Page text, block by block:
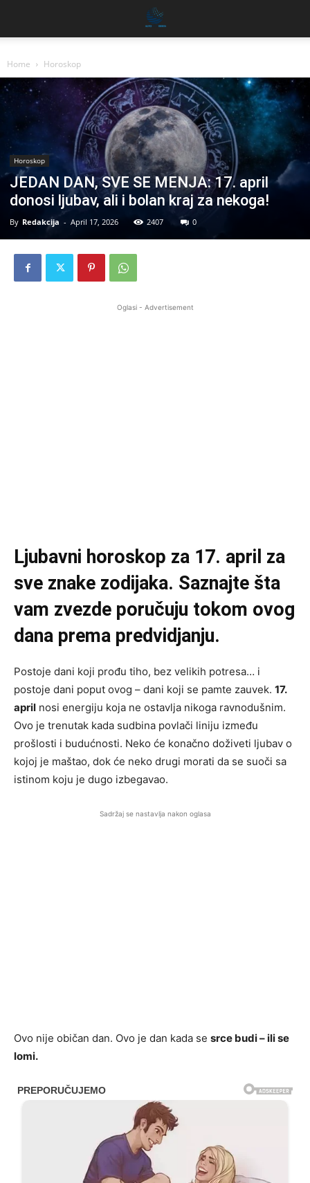
Home Horoskop
Horoskop
JEDAN DAN, SVE SE MENJA: 17. april
donosi ljubav, ali i bolan kraj za nekoga!
By Redakcija - April 17, 2026 2407 0
Oglasi - Advertisement
Ljubavni horoskop za 17. april za
sve znake zodijaka. Saznajte šta
vam zvezde poručuju tokom ovog
dana prema predvidjanju.
Postoje dani koji prođu tiho, bez velikih potresa… i
postoje dani poput ovog – dani koji se pamte zauvek. 17.
april nosi energiju koja ne ostavlja nikoga ravnodušnim.
Ovo je trenutak kada sudbina povlači liniju između
prošlosti i budućnosti. Neko će konačno doživeti ljubav o
kojoj je maštao, dok će neko drugi morati da se suoči sa
istinom koju je dugo izbegavao.
Sadržaj se nastavlja nakon oglasa
Ovo nije običan dan. Ovo je dan kada se srce budi – ili se
lomi.